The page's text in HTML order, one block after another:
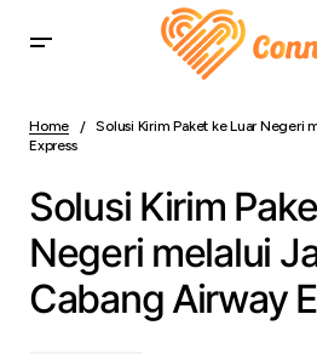
Airway Express
Home
Solusi Kirim Paket ke Luar Negeri
Express
Solusi Kirim
Negeri melalui
Cabang Airway